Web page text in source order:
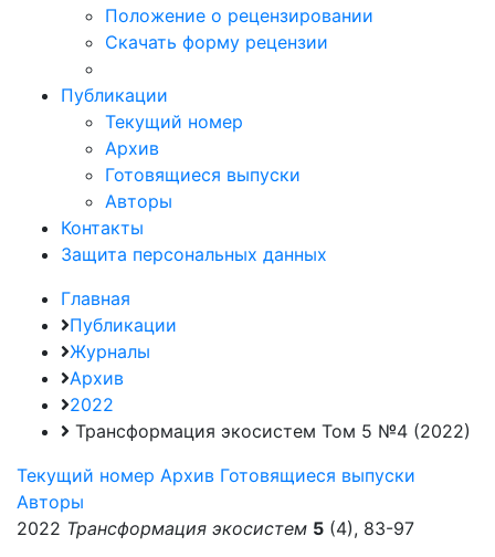
Положение о рецензировании
Скачать форму рецензии
Публикации
Текущий номер
Архив
Готовящиеся выпуски
Авторы
Контакты
Защита персональных данных
Главная
Публикации
Журналы
Архив
2022
Трансформация экосистем Том 5 №4 (2022)
Текущий номер Архив Готовящиеся выпуски
Авторы
2022 Трансформация экосистем 5 (4), 83-97